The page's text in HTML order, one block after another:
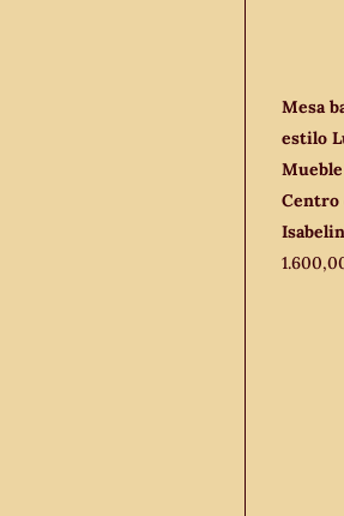
Mesa
estilo
Centro